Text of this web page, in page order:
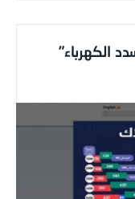
الكهرباء”